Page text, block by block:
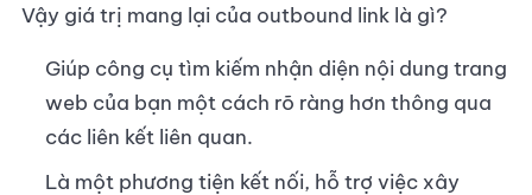
Vậy giá trị mang lại của outbound link là gì?
Giúp công cụ tìm kiếm nhận diện nội dung trang
web của bạn một cách rõ ràng hơn thông qua
các liên kết liên quan.
Là một phương tiện kết nối, hỗ trợ việc xây